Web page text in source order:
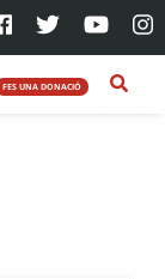
FES UNA DONACIÓ